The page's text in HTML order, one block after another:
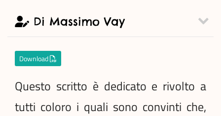
Di Massimo Vay
Download
Questo scritto è dedicato e rivolto a
tutti coloro i quali sono convinti che,